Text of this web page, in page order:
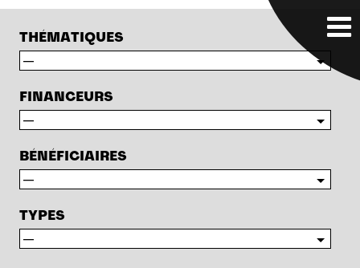
THÉMATIQUES
FINANCEURS
BÉNÉFICIAIRES
TYPES